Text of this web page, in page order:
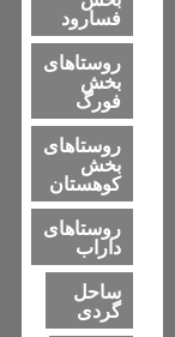
فسارود
روستاهای
بخش
فورگ
روستاهای
بخش
کوهستان
روستاهای
داراب
ساحل
گردی